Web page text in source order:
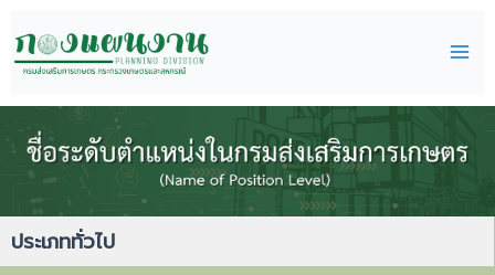
to
content
ประเภททั่วไป